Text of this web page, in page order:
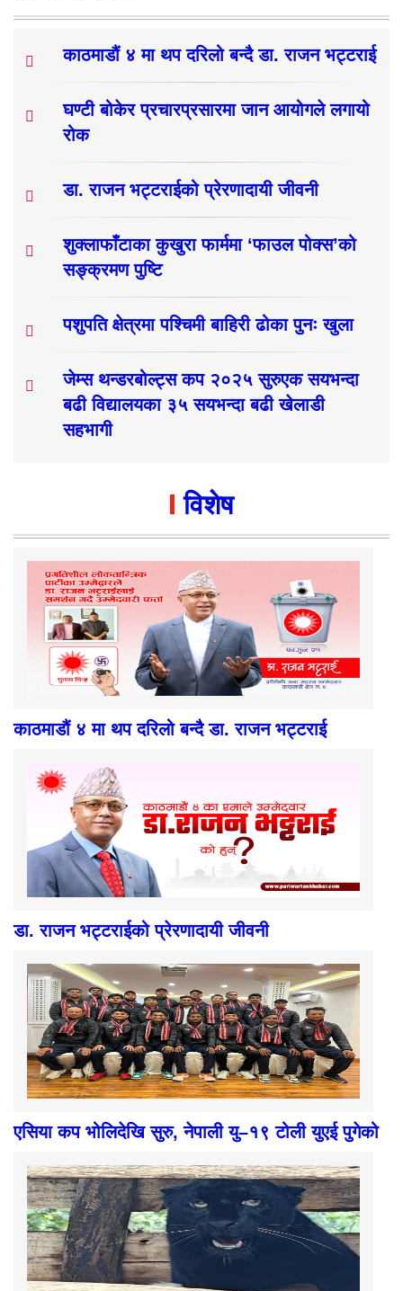
काठमाडौं ४ मा थप दरिलो बन्दै डा. राजन भट्टराई
घण्टी बोकेर प्रचारप्रसारमा जान आयोगले लगायो
रोक
डा. राजन भट्टराईको प्रेरणादायी जीवनी
शुक्लाफाँटाका कुखुरा फार्ममा ‘फाउल पोक्स’को
सङ्क्रमण पुष्टि
पशुपति क्षेत्रमा पश्चिमी बाहिरी ढोका पुनः खुला
जेम्स थन्डरबोल्ट्स कप २०२५ सुरुएक सयभन्दा
बढी विद्यालयका ३५ सयभन्दा बढी खेलाडी
सहभागी
विशेष
काठमाडौं ४ मा थप दरिलो बन्दै डा. राजन भट्टराई
डा. राजन भट्टराईको प्रेरणादायी जीवनी
एसिया कप भोलिदेखि सुरु, नेपाली यु–१९ टोली युएई पुगेको